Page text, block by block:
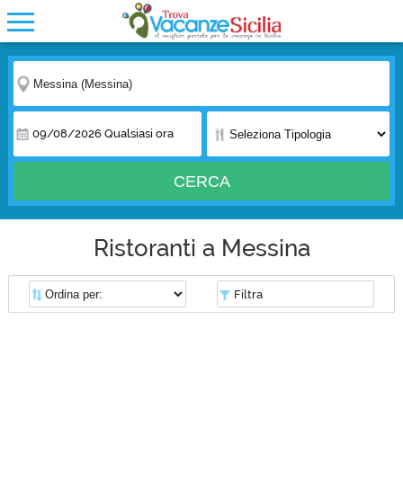
09/08/2026 Qualsiasi ora
CERCA
Ristoranti a Messina
Filtra